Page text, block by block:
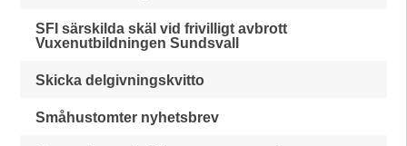
SFI särskilda skäl vid frivilligt avbrott
Vuxenutbildningen Sundsvall
Skicka delgivningskvitto
Småhustomter nyhetsbrev